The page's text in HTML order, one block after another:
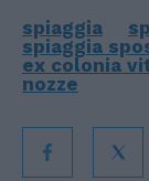
spiaggia
spiaggia
ex colonia
nozze